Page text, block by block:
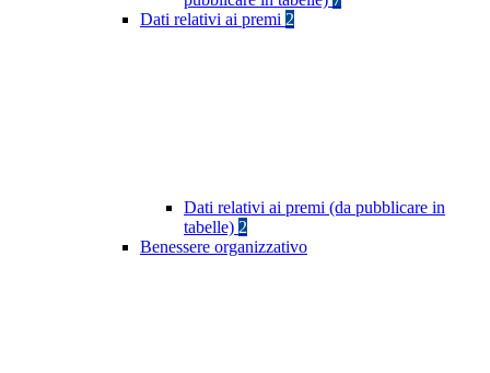
Dati relativi ai premi 2
Dati relativi ai premi (da pubblicare in
tabelle) 2
Benessere organizzativo